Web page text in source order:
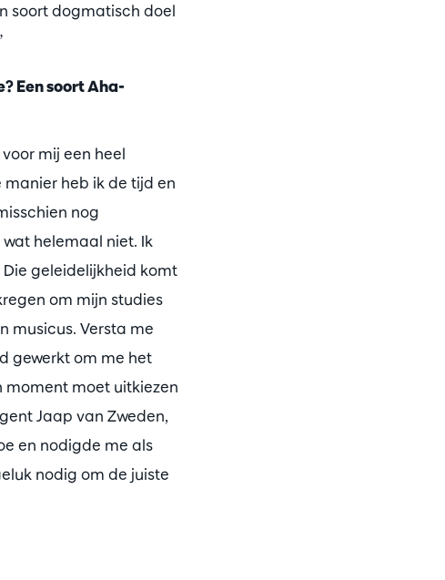
soort dogmatisch doel
Een soort Aha-
mij een heel
heb ik de tijd en
nog
helemaal niet. Ik
geleidelijkheid komt
om mijn studies
musicus. Versta me
gewerkt om me het
moment moet uitkiezen
Jaap van Zweden,
en nodigde me als
nodig om de juiste